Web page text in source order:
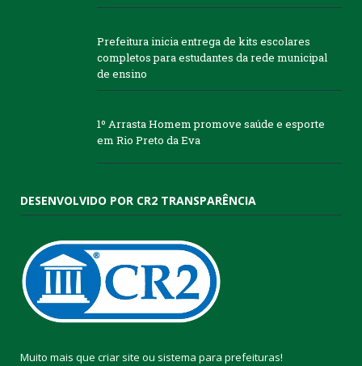
Prefeitura inicia entrega de kits escolares
completos para estudantes da rede municipal
de ensino
1º Arrasta Homem promove saúde e esporte
em Rio Preto da Eva
DESENVOLVIDO POR CR2 TRANSPARÊNCIA
Muito mais que criar site ou sistema para prefeituras!